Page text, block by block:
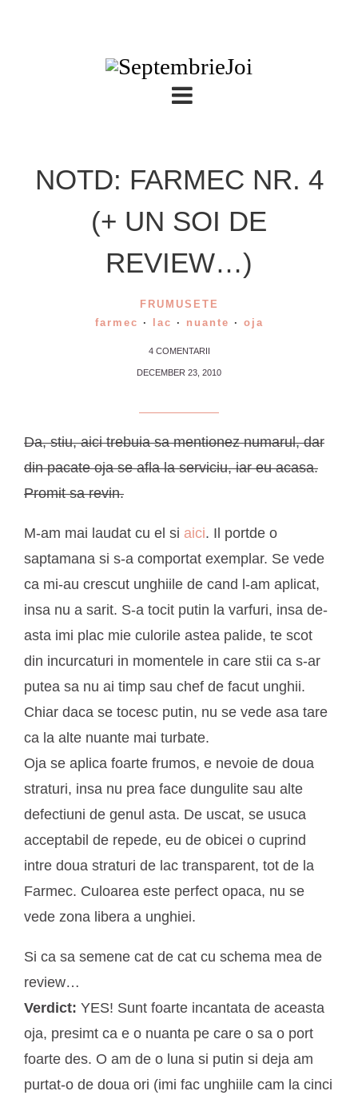
NOTD: FARMEC NR. 4
(+ UN SOI DE
REVIEW…)
FRUMUSETE
farmec · lac · nuante · oja
4 COMENTARII
DECEMBER 23, 2010
Da, stiu, aici trebuia sa mentionez numarul, dar
din pacate oja se afla la serviciu, iar eu acasa.
Promit sa revin.
M-am mai laudat cu el si aici. Il portde o
saptamana si s-a comportat exemplar. Se vede
ca mi-au crescut unghiile de cand l-am aplicat,
insa nu a sarit. S-a tocit putin la varfuri, insa de-
asta imi plac mie culorile astea palide, te scot
din incurcaturi in momentele in care stii ca s-ar
putea sa nu ai timp sau chef de facut unghii.
Chiar daca se tocesc putin, nu se vede asa tare
ca la alte nuante mai turbate.
Oja se aplica foarte frumos, e nevoie de doua
straturi, insa nu prea face dungulite sau alte
defectiuni de genul asta. De uscat, se usuca
acceptabil de repede, eu de obicei o cuprind
intre doua straturi de lac transparent, tot de la
Farmec. Culoarea este perfect opaca, nu se
vede zona libera a unghiei.
Si ca sa semene cat de cat cu schema mea de
review…
Verdict: YES! Sunt foarte incantata de aceasta
oja, presimt ca e o nuanta pe care o sa o port
foarte des. O am de o luna si putin si deja am
purtat-o de doua ori (imi fac unghiile cam la cinci